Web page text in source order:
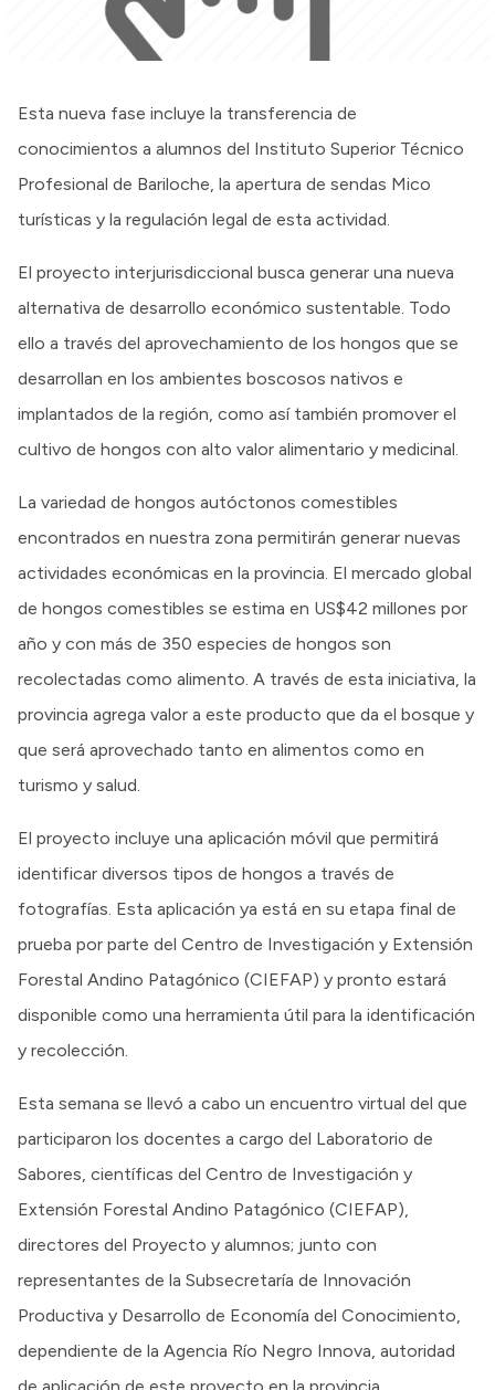
Esta nueva fase incluye la transferencia de
conocimientos a alumnos del Instituto Superior Técnico
Profesional de Bariloche, la apertura de sendas Mico
turísticas y la regulación legal de esta actividad.
El proyecto interjurisdiccional busca generar una nueva
alternativa de desarrollo económico sustentable. Todo
ello a través del aprovechamiento de los hongos que se
desarrollan en los ambientes boscosos nativos e
implantados de la región, como así también promover el
cultivo de hongos con alto valor alimentario y medicinal.
La variedad de hongos autóctonos comestibles
encontrados en nuestra zona permitirán generar nuevas
actividades económicas en la provincia. El mercado global
de hongos comestibles se estima en US$42 millones por
año y con más de 350 especies de hongos son
recolectadas como alimento. A través de esta iniciativa, la
provincia agrega valor a este producto que da el bosque y
que será aprovechado tanto en alimentos como en
turismo y salud.
El proyecto incluye una aplicación móvil que permitirá
identificar diversos tipos de hongos a través de
fotografías. Esta aplicación ya está en su etapa final de
prueba por parte del Centro de Investigación y Extensión
Forestal Andino Patagónico (CIEFAP) y pronto estará
disponible como una herramienta útil para la identificación
y recolección.
Esta semana se llevó a cabo un encuentro virtual del que
participaron los docentes a cargo del Laboratorio de
Sabores, científicas del Centro de Investigación y
Extensión Forestal Andino Patagónico (CIEFAP),
directores del Proyecto y alumnos; junto con
representantes de la Subsecretaría de Innovación
Productiva y Desarrollo de Economía del Conocimiento,
dependiente de la Agencia Río Negro Innova, autoridad